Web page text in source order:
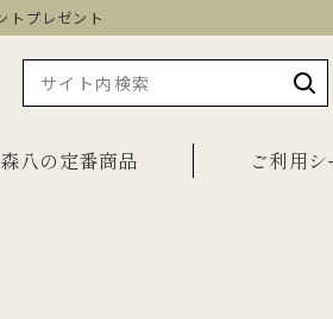
トプレゼント
森八の定番商品 ご利用シ